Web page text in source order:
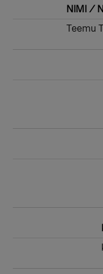
NIMI /
Teemu